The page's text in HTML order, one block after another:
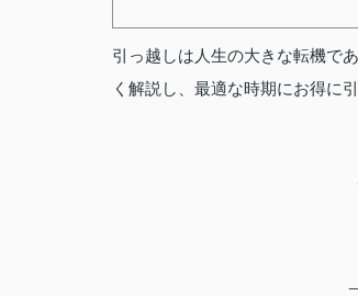
引っ越しは人生の大きな転機で
く解説し、最適な時期にお得に